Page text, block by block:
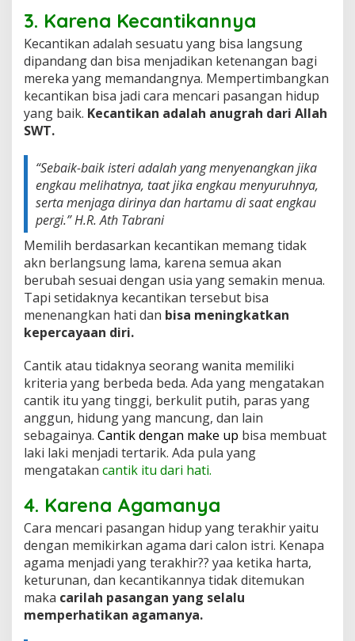
3. Karena Kecantikannya
Kecantikan adalah sesuatu yang bisa langsung
dipandang dan bisa menjadikan ketenangan bagi
mereka yang memandangnya. Mempertimbangkan
kecantikan bisa jadi cara mencari pasangan hidup
yang baik. Kecantikan adalah anugrah dari Allah
SWT.
“Sebaik-baik isteri adalah yang menyenangkan jika
engkau melihatnya, taat jika engkau menyuruhnya,
serta menjaga dirinya dan hartamu di saat engkau
pergi.” H.R. Ath Tabrani
Memilih berdasarkan kecantikan memang tidak
akn berlangsung lama, karena semua akan
berubah sesuai dengan usia yang semakin menua.
Tapi setidaknya kecantikan tersebut bisa
menenangkan hati dan bisa meningkatkan
kepercayaan diri.
Cantik atau tidaknya seorang wanita memiliki
kriteria yang berbeda beda. Ada yang mengatakan
cantik itu yang tinggi, berkulit putih, paras yang
anggun, hidung yang mancung, dan lain
sebagainya. Cantik dengan make up bisa membuat
laki laki menjadi tertarik. Ada pula yang
mengatakan cantik itu dari hati.
4. Karena Agamanya
Cara mencari pasangan hidup yang terakhir yaitu
dengan memikirkan agama dari calon istri. Kenapa
agama menjadi yang terakhir?? yaa ketika harta,
keturunan, dan kecantikannya tidak ditemukan
maka carilah pasangan yang selalu
memperhatikan agamanya.